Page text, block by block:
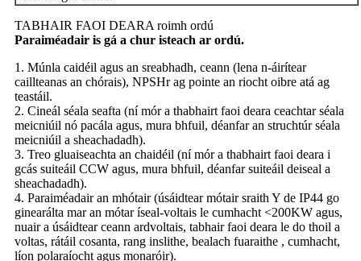
TABHAIR FAOI DEARA roimh ordú
Paraiméadair is gá a chur isteach ar ordú.
1. Múnla caidéil agus an sreabhadh, ceann (lena n-áirítear
caillteanas an chórais), NPSHr ag pointe an riocht oibre atá ag
teastáil.
2. Cineál séala seafta (ní mór a thabhairt faoi deara ceachtar séala
meicniúil nó pacála agus, mura bhfuil, déanfar an struchtúr séala
meicniúil a sheachadadh).
3. Treo gluaiseachta an chaidéil (ní mór a thabhairt faoi deara i
gcás suiteáil CCW agus, mura bhfuil, déanfar suiteáil deiseal a
sheachadadh).
4. Paraiméadair an mhótair (úsáidtear mótair sraith Y de IP44 go
ginearálta mar an mótar íseal-voltais le cumhacht <200KW agus,
nuair a úsáidtear ceann ardvoltais, tabhair faoi deara le do thoil a
voltas, rátáil cosanta, rang inslithe, bealach fuaraithe , cumhacht,
líon polaraíocht agus monaróir).